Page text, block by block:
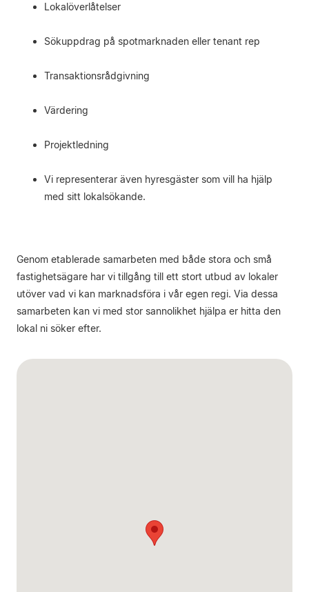
Lokalöverlåtelser
Sökuppdrag på spotmarknaden eller tenant rep
Transaktionsrådgivning
Värdering
Projektledning
Vi representerar även hyresgäster som vill ha hjälp
med sitt lokalsökande.
Genom etablerade samarbeten med både stora och små
fastighetsägare har vi tillgång till ett stort utbud av lokaler
utöver vad vi kan marknadsföra i vår egen regi. Via dessa
samarbeten kan vi med stor sannolikhet hjälpa er hitta den
lokal ni söker efter.